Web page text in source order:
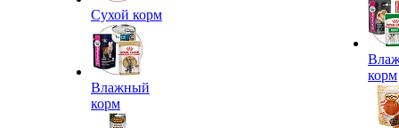
Сухой корм
Влажный
корм
корм